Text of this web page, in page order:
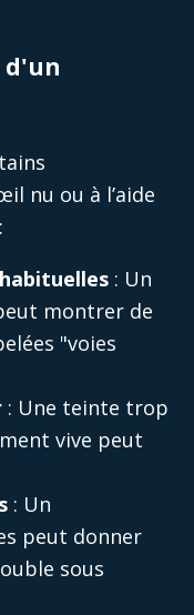
d'un
nu ou à l’aide
: Un
montrer de
"voies
: Une teinte trop
vive peut
: Un
peut donner
sous